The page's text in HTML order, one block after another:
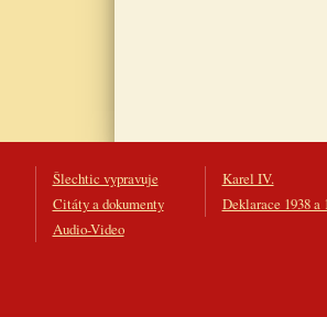
Šlechtic vypravuje
Citáty a dokumenty
Audio-Video
Karel IV.
Deklarace 1938 a